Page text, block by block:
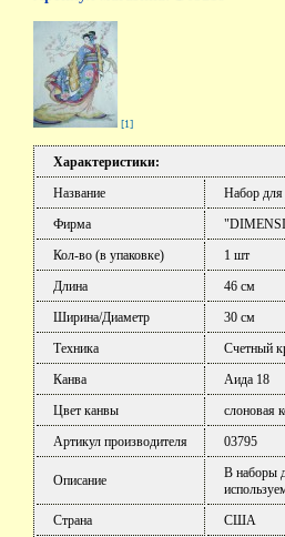
[1]
Характеристики:
Название
Набор
Фирма
Кол-во (в упаковке)
1 шт
Длина
46 см
Ширина/Диаметр
30 см
Техника
Счетный
Канва
Аида 18
Цвет канвы
слоновая
Артикул производителя
03795
Описание
В наборы
Страна
США